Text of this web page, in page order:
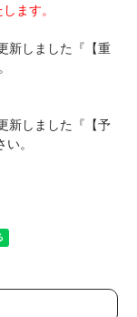
ます。
しました『【重
新しました『【予
。